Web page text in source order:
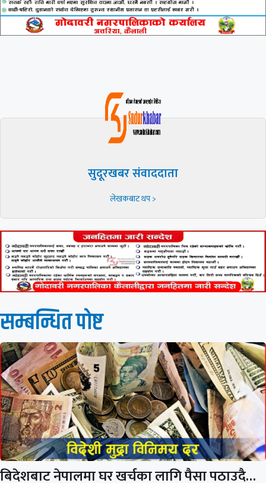
सुदूरखबर संवाददाता
लेखकबाट थप >
सम्बन्धित पाेष्ट
बिदेशबाट नेपालमा घर खर्चका लागि पैसा पठाउदै…